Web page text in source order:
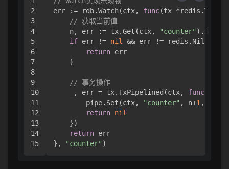
2
3
4
5
6
7
8
9
10
11
12
13
14
err := rdb.Watch(ctx, func(tx *redis.Tx)
// 获取当前值
    n, err := tx.Get(ctx,
"counter" ).Int()
if err != nil
&& err != redis.Nil {
return err
    }
// 事务操作
    _, err = tx.TxPipelined(ctx,
func
        pipe.Set(ctx,
"counter" , n+1 ,
return nil
    })
return err
},
"counter"